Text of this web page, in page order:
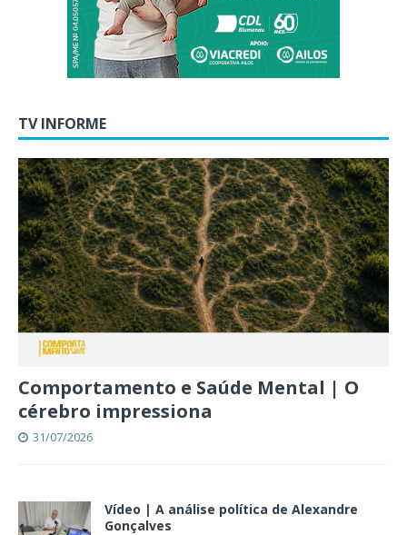
TV INFORME
Comportamento e Saúde Mental | O
cérebro impressiona
31/07/2026
Vídeo | A análise política de Alexandre
Gonçalves